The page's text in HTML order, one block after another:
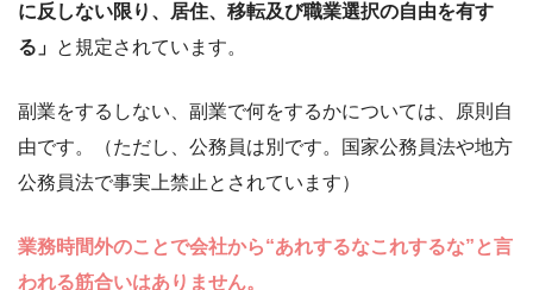
に反しない限り、居住、移転及び職業選択の自由を有す
る」 と規定されています。
副業をするしない、副業で何をするかについては、原則自
由です。（ただし、公務員は別です。国家公務員法や地方
公務員法で事実上禁止とされています）
業務時間外のことで会社から“あれするなこれするな”と言
われる筋合いはありません。